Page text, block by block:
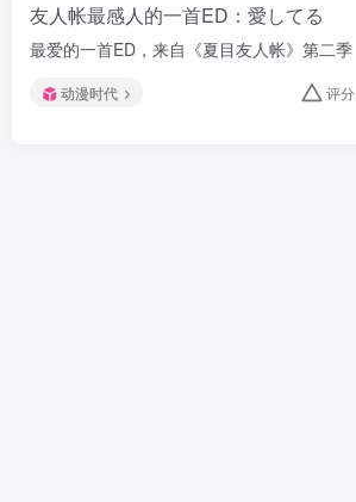
友人帐最感人的一首ED：愛してる
最爱的一首ED，来自《夏目友人帐》第二季
动漫时代 评分